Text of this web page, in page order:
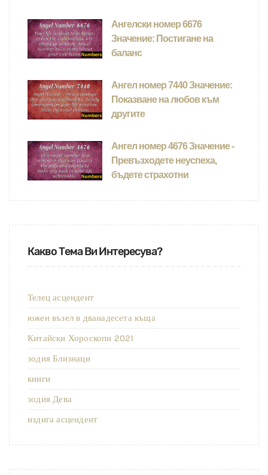
Ангелски номер 6676
Значение: Постигане на
баланс
Ангел номер 7440 Значение:
Показване на любов към
другите
Ангел номер 4676 Значение -
Превъзходете неуспеха,
бъдете страхотни
Какво Тема Ви Интересува?
Телец асцендент
южен възел в дванадесета къща
Китайски Хороскопи 2021
зодия Близнаци
книги
зодия Дева
издига асцендент